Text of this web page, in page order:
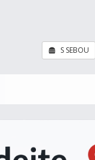
S SEBOU